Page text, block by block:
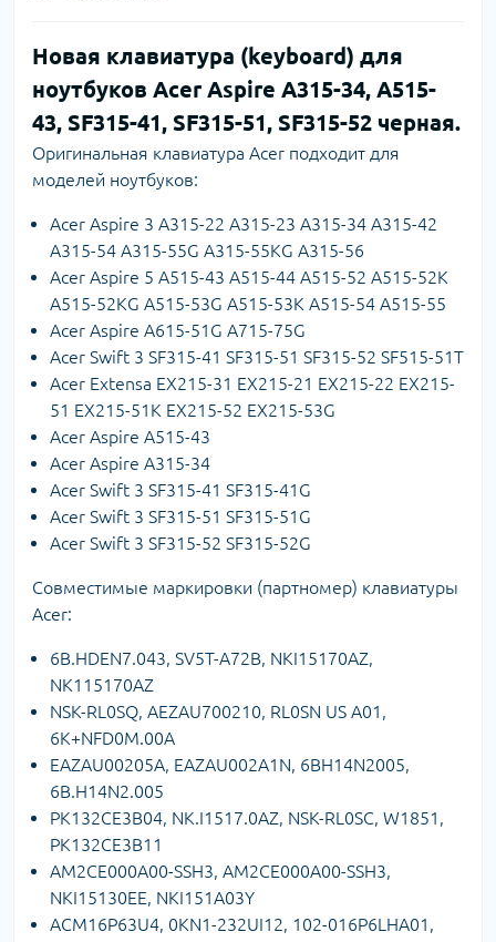
Новая клавиатура (keyboard) для
ноутбуков Acer Aspire A315-34, A515-
43, SF315-41, SF315-51, SF315-52 черная.
Оригинальная клавиатура Acer подходит для
моделей ноутбуков:
Acer Aspire 3 A315-22 A315-23 A315-34 A315-42
A315-54 A315-55G A315-55KG A315-56
Acer Aspire 5 A515-43 A515-44 A515-52 A515-52K
A515-52KG A515-53G A515-53K A515-54 A515-55
Acer Aspire A615-51G A715-75G
Acer Swift 3 SF315-41 SF315-51 SF315-52 SF515-51T
Acer Extensa EX215-31 EX215-21 EX215-22 EX215-
51 EX215-51K EX215-52 EX215-53G
Acer Aspire A515-43
Acer Aspire A315-34
Acer Swift 3 SF315-41 SF315-41G
Acer Swift 3 SF315-51 SF315-51G
Acer Swift 3 SF315-52 SF315-52G
Совместимые маркировки (партномер) клавиатуры
Acer:
6B.HDEN7.043, SV5T-A72B, NKI15170AZ,
NK115170AZ
NSK-RL0SQ, AEZAU700210, RL0SN US A01,
6K+NFD0M.00A
EAZAU00205A, EAZAU002A1N, 6BH14N2005,
6B.H14N2.005
PK132CE3B04, NK.I1517.0AZ, NSK-RL0SC, W1851,
PK132CE3B11
AM2CE000A00-SSH3, AM2CE000A00-SSH3,
NKI15130EE, NKI151A03Y
ACM16P63U4, 0KN1-232UI12, 102-016P6LHA01,